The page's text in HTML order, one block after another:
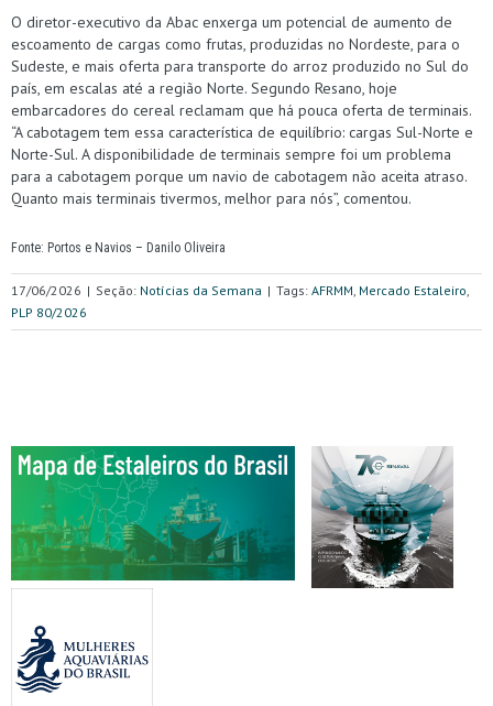
O diretor-executivo da Abac enxerga um potencial de aumento de
escoamento de cargas como frutas, produzidas no Nordeste, para o
Sudeste, e mais oferta para transporte do arroz produzido no Sul do
país, em escalas até a região Norte. Segundo Resano, hoje
embarcadores do cereal reclamam que há pouca oferta de terminais.
“A cabotagem tem essa característica de equilíbrio: cargas Sul-Norte e
Norte-Sul. A disponibilidade de terminais sempre foi um problema
para a cabotagem porque um navio de cabotagem não aceita atraso.
Quanto mais terminais tivermos, melhor para nós”, comentou.
Fonte: Portos e Navios – Danilo Oliveira
17/06/2026 | Seção: Notícias da Semana | Tags: AFRMM Mercado Estaleiro
PLP 80/2026